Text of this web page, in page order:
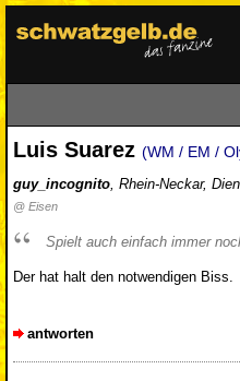
Luis Suarez (WM / EM /
guy_incognito, Rhein-Neckar,
@ Eisen
Spielt auch einfach immer
Der hat halt den notwendigen Biss.
antworten